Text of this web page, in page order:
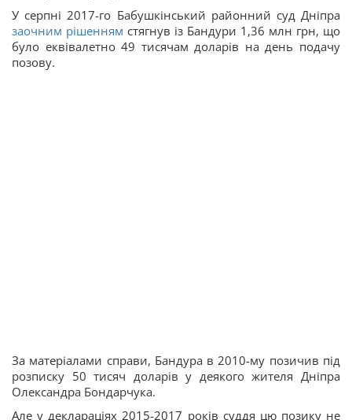
У серпні 2017-го Бабушкінський районний суд Дніпра
заочним рішенням стягнув із Бандури 1,36 млн грн, що
було еквівалетно 49 тисячам доларів на день подачу
позову.
За матеріалами справи, Бандура в 2010-му позичив під
розписку 50 тисяч доларів у деякого жителя Дніпра
Олександра Бондарчука.
Але у деклараціях 2015-2017 років суддя цю позику не